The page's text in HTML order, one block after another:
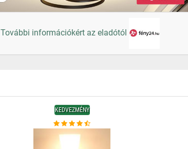
További információkért az eladótól
KEDVEZMÉNY